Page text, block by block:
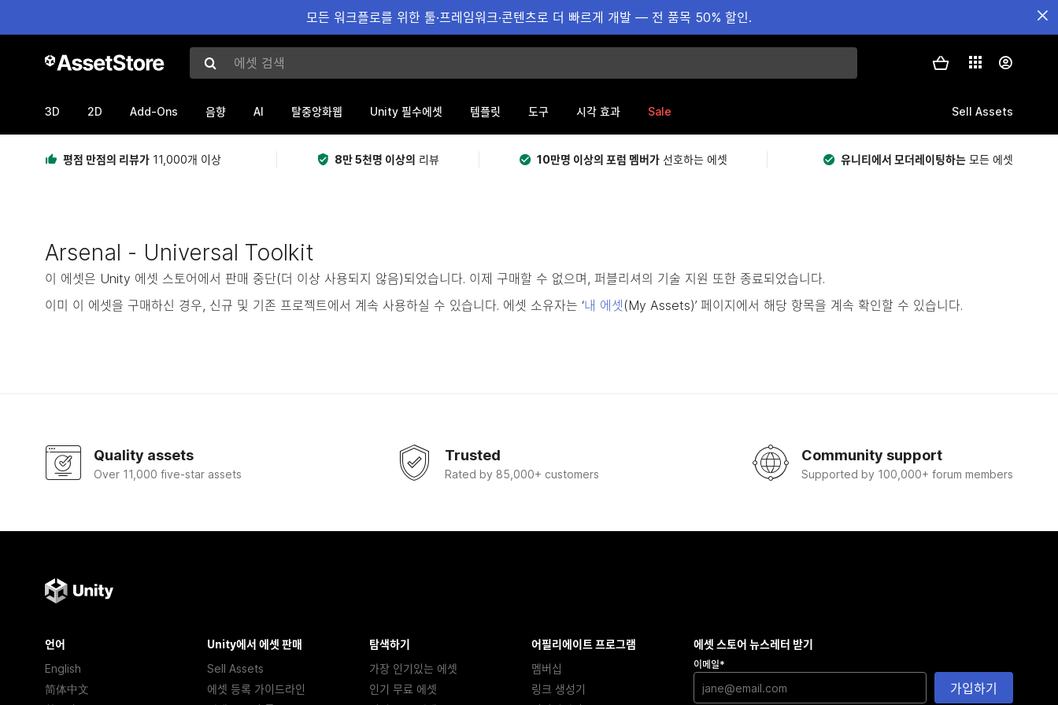
모든 워크플로를 위한 툴·프레임워크·콘텐츠로 더 빠르게 개발 — 전 품목 50% 할인.
에셋 검색
3D 2D Add-Ons 음향 AI 탈중앙화웹 Unity 필수에셋 템플릿 도구 시각 효과 Sale Sell Assets
평점 만점의 리뷰가 11,000개 이상 8만 5천명 이상의 리뷰 10만명 이상의 포럼 멤버가 선호하는 에셋 유니티에서 모더레이팅하는 모든 에셋
Arsenal - Universal Toolkit
이 에셋은 Unity 에셋 스토어에서 판매 중단(더 이상 사용되지 않음)되었습니다. 이제 구매할 수 없으며, 퍼블리셔의 기술 지원 또한 종료되었습니다.
이미 이 에셋을 구매하신 경우, 신규 및 기존 프로젝트에서 계속 사용하실 수 있습니다. 에셋 소유자는 ‘내 에셋 (My Assets)’ 페이지에서 해당 항목을 계속 확인할 수 있습니다.
Quality assets
Over 11,000 five-star assets
Trusted
Rated by 85,000+ customers
Community support
Supported by 100,000+ forum members
언어
English
简体中文
Unity에서 에셋 판매
Sell Assets
에셋 등록 가이드라인
탐색하기
가장 인기있는 에셋
인기 무료 에셋
어필리에이트 프로그램
멤버십
링크 생성기
에셋 스토어 뉴스레터 받기
이메일*
가입하기